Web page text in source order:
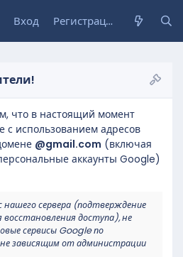
Вход Регистрация
что в настоящий момент
с использованием адресов
@gmail.com (включая
аккаунты Google)
сервера (подтверждение
восстановления доступа), не
сервисы Google по
зависящим от администрации